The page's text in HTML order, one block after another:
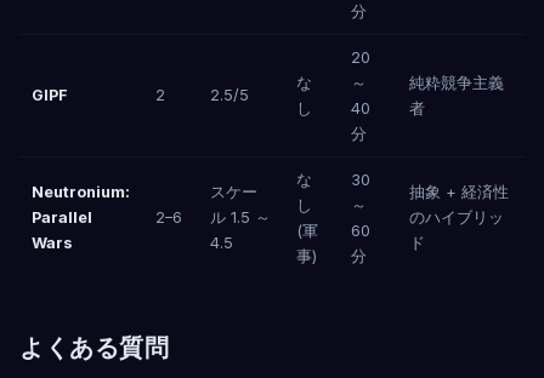
分
GIPF 2 2.5/5
な
し
20
～
40
分
純粋競争主義
者
Neutronium:
Parallel
Wars
2–6
スケー
ル 1.5 ～
4.5
な
し
(軍
事)
30
～
60
分
抽象 + 経済性
のハイブリッ
ド
よくある質問